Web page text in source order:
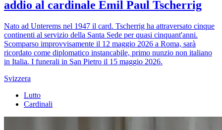
addio al cardinale Emil Paul Tscherrig
Nato ad Unterems nel 1947 il card. Tscherrig ha attraversato cinque
continenti al servizio della Santa Sede per quasi cinquant'anni.
Scomparso improvvisamente il 12 maggio 2026 a Roma, sarà
ricordato come diplomatico instancabile, primo nunzio non italiano
in Italia. I funerali in San Pietro il 15 maggio 2026.
Svizzera
Lutto
Cardinali